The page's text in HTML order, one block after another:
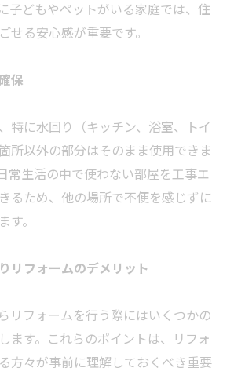
子どもやペットがいる家庭では、住
せる安心感が重要です。
保
特に水回り（キッチン、浴室、トイ
所以外の部分はそのまま使用できま
常生活の中で使わない部屋を工事エ
るため、他の場所で不便を感じずに
。
リフォームのデメリット
リフォームを行う際にはいくつかの
ます。これらのポイントは、リフォ
方々が事前に理解しておくべき重要